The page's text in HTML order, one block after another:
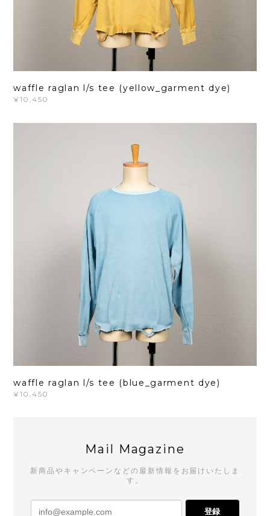
waffle raglan l/s tee (yellow_garment dye)
¥10,450
waffle raglan l/s tee (blue_garment dye)
¥10,450
Mail Magazine
新商品やキャンペーンなどの最新情報をお届けいたしま
す。
登録